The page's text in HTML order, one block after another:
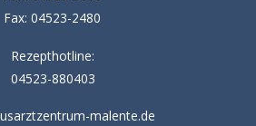
Fax: 04523-2480
Rezepthotline:
04523-880403
malente.de